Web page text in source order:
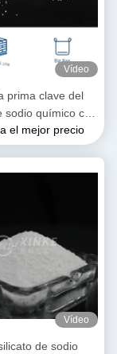
Vídeo
prima clave del
sodio químico con
versátiles
el mejor precio
Vídeo
de sodio